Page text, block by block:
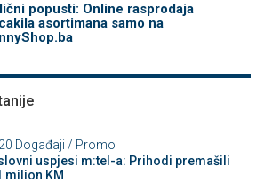
popusti: Online rasprodaja
asortimana samo na
Događaji / Promo
uspjesi m:tel-a: Prihodi premašili
milion KM